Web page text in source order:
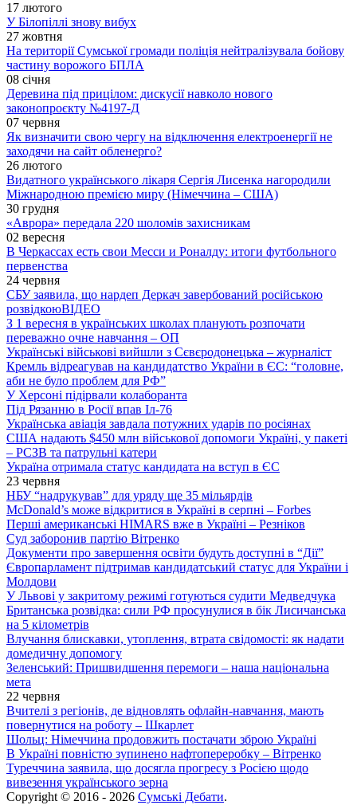
17 лютого
У Білопіллі знову вибух
27 жовтня
На території Сумської громади поліція нейтралізувала бойову
частину ворожого БПЛА
08 січня
Деревина під прицілом: дискусії навколо нового
законопроєкту №4197-Д
07 червня
Як визначити свою чергу на відключення електроенергії не
заходячи на сайт обленерго?
26 лютого
Видатного українського лікаря Сергія Лисенка нагородили
Міжнародною премією миру (Німеччина – США)
30 грудня
«Аврора» передала 220 шоломів захисникам
02 вересня
В Черкассах есть свои Месси и Роналду: итоги футбольного
первенства
24 червня
СБУ заявила, що нардеп Деркач завербований російською
розвідкоюВІДЕО
З 1 вересня в українських школах планують розпочати
переважно очне навчання – ОП
Українські військові вийшли з Сєвєродонецька – журналіст
Кремль відреагував на кандидатство України в ЄС: “головне,
аби не було проблем для РФ”
У Херсоні підірвали колаборанта
Під Рязанню в Росії впав Іл-76
Українська авіація завдала потужних ударів по росіянах
США надають $450 млн військової допомоги Україні, у пакеті
– РСЗВ та патрульні катери
Україна отримала статус кандидата на вступ в ЄС
23 червня
НБУ “надрукував” для уряду ще 35 мільярдів
McDonald’s може відкритися в Україні в серпні – Forbes
Перші американські HIMARS вже в Україні – Резніков
Суд заборонив партію Вітренко
Документи про завершення освіти будуть доступні в “Дії”
Європарламент підтримав кандидатський статус для України і
Молдови
У Львові у закритому режимі готуються судити Медведчука
Британська розвідка: сили РФ просунулися в бік Лисичанська
на 5 кілометрів
Влучання блискавки, утоплення, втрата свідомості: як надати
домедичну допомогу
Зеленський: Пришвидшення перемоги – наша національна
мета
22 червня
Вчителі з регіонів, де відновлять офлайн-навчання, мають
повернутися на роботу – Шкарлет
Шольц: Німеччина продовжить постачати зброю Україні
В Україні повністю зупинено нафтопереробку – Вітренко
Туреччина заявила, що досягла прогресу з Росією щодо
вивезення українського зерна
Copyright © 2016 - 2026 Сумські Дебати.